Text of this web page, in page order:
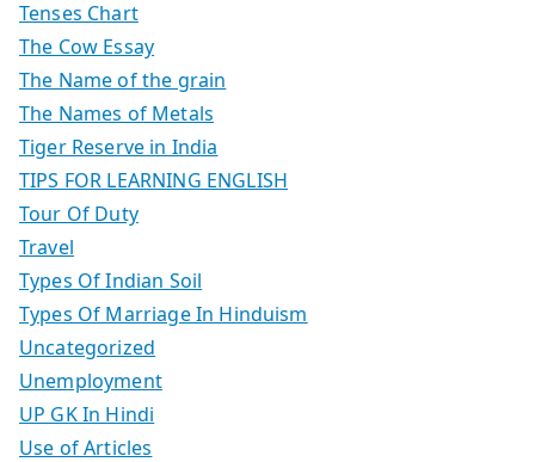
Tenses Chart
The Cow Essay
The Name of the grain
The Names of Metals
Tiger Reserve in India
TIPS FOR LEARNING ENGLISH
Tour Of Duty
Travel
Types Of Indian Soil
Types Of Marriage In Hinduism
Uncategorized
Unemployment
UP GK In Hindi
Use of Articles